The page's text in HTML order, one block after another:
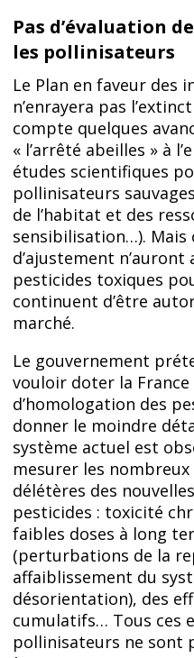
Pas d’évaluation
les pollinisateurs
Le Plan en faveur des
n’enrayera pas
compte quelques
« l’arrêté abeilles » à
études scientifiques
pollinisateurs
de l’habitat et des
sensibilisation…). Mais
d’ajustement n’auront
pesticides toxiques
continuent d’être
marché.
Le gouvernement
vouloir doter la France
d’homologation des
donner le moindre
système actuel est
mesurer les
délétères des
pesticides : toxicité
faibles doses à long
(perturbations de la
affaiblissement du
désorientation), des
cumulatifs… Tous ces
pollinisateurs ne sont